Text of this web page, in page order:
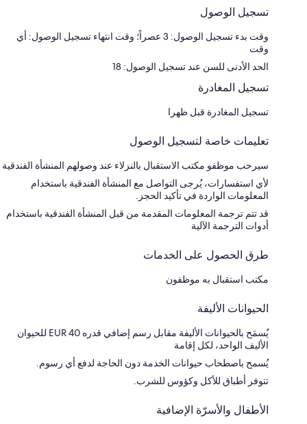
تسجيل الوصول
وقت بدء تسجيل الوصول: 3 عصراً؛ وقت انتهاء تسجيل الوصول: أي
وقت
الحد الأدنى للسن عند تسجيل الوصول: 18
تسجيل المغادرة
تسجيل المغادرة قبل ظهرا
تعليمات خاصة لتسجيل الوصول
سيرحب موظفو مكتب الاستقبال بالنزلاء عند وصولهم المنشأة الفندقية
لأي استفسارات، يُرجى التواصل مع المنشأة الفندقية باستخدام
المعلومات الواردة في تأكيد الحجز.
قد تتم ترجمة المعلومات المقدمة من قبل المنشأة الفندقية باستخدام
أدوات الترجمة الآلية
طرق الحصول على الخدمات
مكتب استقبال به موظفون
الحيوانات الأليفة
يُسمَح بالحيوانات الأليفة مقابل رسم إضافي قدره EUR 40 للحيوان
الأليف الواحد، لكل إقامة
يُسمح باصطحاب حيوانات الخدمة دون الحاجة لدفع أي رسوم.
تتوفر أطباق للأكل وكؤوس للشرب.
الأطفال والأسرّة الإضافية